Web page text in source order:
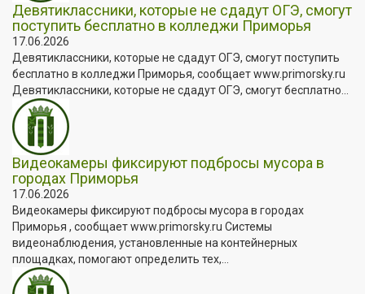
Девятиклассники, которые не сдадут ОГЭ, смогут
поступить бесплатно в колледжи Приморья
17.06.2026
Девятиклассники, которые не сдадут ОГЭ, смогут поступить
бесплатно в колледжи Приморья, сообщает www.primorsky.ru
Девятиклассники, которые не сдадут ОГЭ, смогут бесплатно...
Видеокамеры фиксируют подбросы мусора в
городах Приморья
17.06.2026
Видеокамеры фиксируют подбросы мусора в городах
Приморья , сообщает www.primorsky.ru Системы
видеонаблюдения, установленные на контейнерных
площадках, помогают определить тех,...